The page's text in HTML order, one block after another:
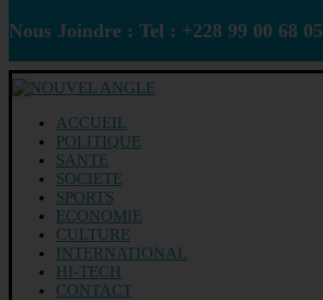
Nous Joindre : Tel : +228 99 00 68 05
ACCUEIL
POLITIQUE
SANTE
SOCIETE
SPORTS
ECONOMIE
CULTURE
INTERNATIONAL
HI-TECH
CONTACT